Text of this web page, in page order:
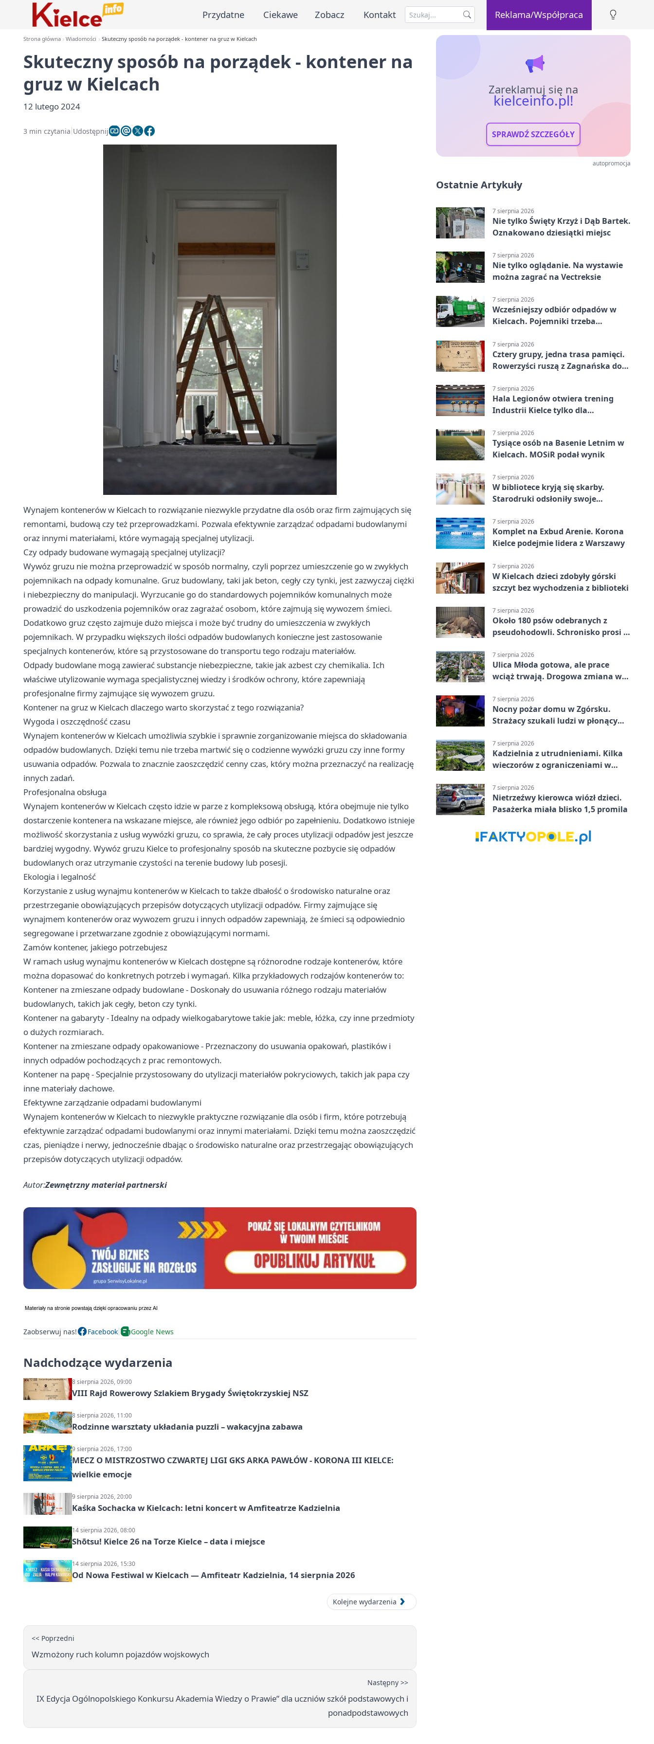
Przydatne Ciekawe Zobacz Kontakt Reklama/Współpraca
Strona główna Wiadomości Skuteczny sposób na porządek - kontener na gruz w Kielcach
Skuteczny sposób na porządek - kontener na
gruz w Kielcach
12 lutego 2024
3 min czytania Udostępnij
Wynajem kontenerów w Kielcach to rozwiązanie niezwykle przydatne dla osób oraz firm zajmujących się
remontami, budową czy też przeprowadzkami. Pozwala efektywnie zarządzać odpadami budowlanymi
oraz innymi materiałami, które wymagają specjalnej utylizacji.
Czy odpady budowane wymagają specjalnej utylizacji?
Wywóz gruzu nie można przeprowadzić w sposób normalny, czyli poprzez umieszczenie go w zwykłych
pojemnikach na odpady komunalne. Gruz budowlany, taki jak beton, cegły czy tynki, jest zazwyczaj ciężki
i niebezpieczny do manipulacji. Wyrzucanie go do standardowych pojemników komunalnych może
prowadzić do uszkodzenia pojemników oraz zagrażać osobom, które zajmują się wywozem śmieci.
Dodatkowo gruz często zajmuje dużo miejsca i może być trudny do umieszczenia w zwykłych
pojemnikach. W przypadku większych ilości odpadów budowlanych konieczne jest zastosowanie
specjalnych kontenerów, które są przystosowane do transportu tego rodzaju materiałów.
Odpady budowlane mogą zawierać substancje niebezpieczne, takie jak azbest czy chemikalia. Ich
właściwe utylizowanie wymaga specjalistycznej wiedzy i środków ochrony, które zapewniają
profesjonalne firmy zajmujące się wywozem gruzu.
Kontener na gruz w Kielcach dlaczego warto skorzystać z tego rozwiązania?
Wygoda i oszczędność czasu
Wynajem kontenerów w Kielcach umożliwia szybkie i sprawnie zorganizowanie miejsca do składowania
odpadów budowlanych. Dzięki temu nie trzeba martwić się o codzienne wywózki gruzu czy inne formy
usuwania odpadów. Pozwala to znacznie zaoszczędzić cenny czas, który można przeznaczyć na realizację
innych zadań.
Profesjonalna obsługa
Wynajem kontenerów w Kielcach często idzie w parze z kompleksową obsługą, która obejmuje nie tylko
dostarczenie kontenera na wskazane miejsce, ale również jego odbiór po zapełnieniu. Dodatkowo istnieje
możliwość skorzystania z usług wywózki gruzu, co sprawia, że cały proces utylizacji odpadów jest jeszcze
bardziej wygodny. Wywóz gruzu Kielceto profesjonalny sposób na skuteczne pozbycie się odpadów
budowlanych oraz utrzymanie czystości na terenie budowy lub posesji.
Ekologia i legalność
Korzystanie z usług wynajmu kontenerów w Kielcach to także dbałość o środowisko naturalne oraz
przestrzeganie obowiązujących przepisów dotyczących utylizacji odpadów. Firmy zajmujące się
wynajmem kontenerów oraz wywozem gruzu i innych odpadów zapewniają, że śmieci są odpowiednio
segregowane i przetwarzane zgodnie z obowiązującymi normami.
Zamów kontener, jakiego potrzebujesz
W ramach usług wynajmu kontenerów w Kielcach dostępne są różnorodne rodzaje kontenerów, które
można dopasować do konkretnych potrzeb i wymagań. Kilka przykładowych rodzajów kontenerów to:
Kontener na zmieszane odpady budowlane - Doskonały do usuwania różnego rodzaju materiałów
budowlanych, takich jak cegły, beton czy tynki.
Kontener na gabaryty - Idealny na odpady wielkogabarytowe takie jak: meble, łóżka, czy inne przedmioty
o dużych rozmiarach.
Kontener na zmieszane odpady opakowaniowe - Przeznaczony do usuwania opakowań, plastików i
innych odpadów pochodzących z prac remontowych.
Kontener na papę - Specjalnie przystosowany do utylizacji materiałów pokryciowych, takich jak papa czy
inne materiały dachowe.
Efektywne zarządzanie odpadami budowlanymi
Wynajem kontenerów w Kielcach to niezwykle praktyczne rozwiązanie dla osób i firm, które potrzebują
efektywnie zarządzać odpadami budowlanymi oraz innymi materiałami. Dzięki temu można zaoszczędzić
czas, pieniądze i nerwy, jednocześnie dbając o środowisko naturalne oraz przestrzegając obowiązujących
przepisów dotyczących utylizacji odpadów.
Autor:Zewnętrzny materiał partnerski
Zaobserwuj nas! Facebook Google News
Nadchodzące wydarzenia
8 sierpnia 2026, 09:00
VIII Rajd Rowerowy Szlakiem Brygady Świętokrzyskiej NSZ
8 sierpnia 2026, 11:00
Rodzinne warsztaty układania puzzli – wakacyjna zabawa
9 sierpnia 2026, 17:00
MECZ O MISTRZOSTWO CZWARTEJ LIGI GKS ARKA PAWŁÓW - KORONA III KIELCE:
wielkie emocje
9 sierpnia 2026, 20:00
Kaśka Sochacka w Kielcach: letni koncert w Amfiteatrze Kadzielnia
14 sierpnia 2026, 08:00
Shōtsu! Kielce 26 na Torze Kielce – data i miejsce
14 sierpnia 2026, 15:30
Od Nowa Festiwal w Kielcach — Amfiteatr Kadzielnia, 14 sierpnia 2026
Kolejne wydarzenia
<< Poprzedni
Wzmożony ruch kolumn pojazdów wojskowych
Następny >>
IX Edycja Ogólnopolskiego Konkursu Akademia Wiedzy o Prawie” dla uczniów szkół podstawowych i
ponadpodstawowych
Zareklamuj się na
kielceinfo.pl!
SPRAWDŹ SZCZEGÓŁY
autopromocja
Ostatnie Artykuły
7 sierpnia 2026
Nie tylko Święty Krzyż i Dąb Bartek.
Oznakowano dziesiątki miejsc
7 sierpnia 2026
Nie tylko oglądanie. Na wystawie
można zagrać na Vectreksie
7 sierpnia 2026
Wcześniejszy odbiór odpadów w
Kielcach. Pojemniki trzeba
7 sierpnia 2026
Cztery grupy, jedna trasa pamięci.
Rowerzyści ruszą z Zagnańska do
7 sierpnia 2026
Hala Legionów otwiera trening
Industrii Kielce tylko dla
7 sierpnia 2026
Tysiące osób na Basenie Letnim w
Kielcach. MOSiR podał wynik
7 sierpnia 2026
W bibliotece kryją się skarby.
Starodruki odsłoniły swoje
7 sierpnia 2026
Komplet na Exbud Arenie. Korona
Kielce podejmie lidera z Warszawy
7 sierpnia 2026
W Kielcach dzieci zdobyły górski
szczyt bez wychodzenia z biblioteki
7 sierpnia 2026
Około 180 psów odebranych z
pseudohodowli. Schronisko prosi o
7 sierpnia 2026
Ulica Młoda gotowa, ale prace
wciąż trwają. Drogowa zmiana w
7 sierpnia 2026
Nocny pożar domu w Zgórsku.
Strażacy szukali ludzi w płonącym
7 sierpnia 2026
Kadzielnia z utrudnieniami. Kilka
wieczorów z ograniczeniami w
7 sierpnia 2026
Nietrzeźwy kierowca wiózł dzieci.
Pasażerka miała blisko 1,5 promila